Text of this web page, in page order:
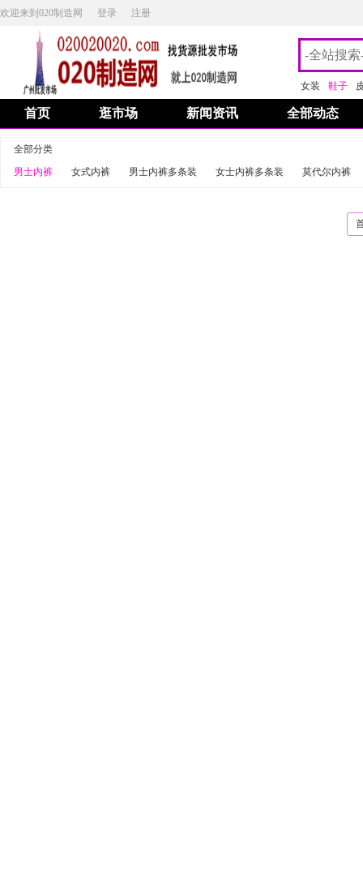
欢迎来到020制造网 登录 注册
女装 鞋子
首页 逛市场 新闻资讯 全部动态
全部分类
男士内裤
女式内裤 男士内裤多条装 女士内裤多条装 莫代尔内裤